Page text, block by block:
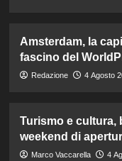
Amsterdam, la
fascino del
Redazione 4 Agosto
Turismo e cultura,
weekend di
Marco Vaccarella 4